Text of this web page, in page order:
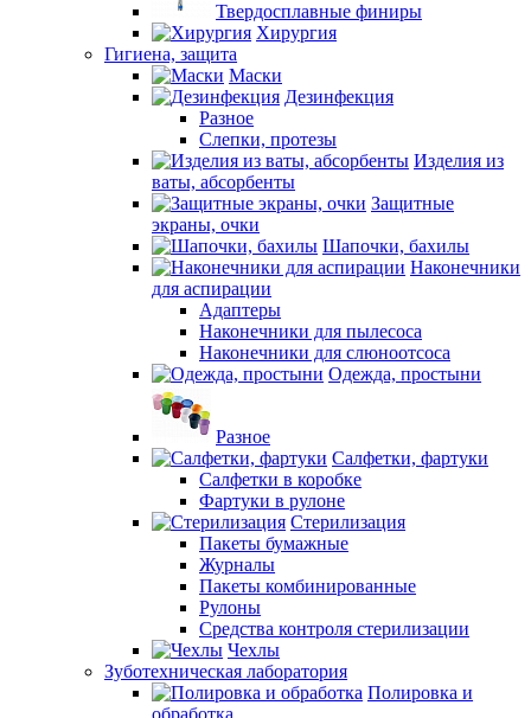
Твердосплавные финиры
Хирургия
Гигиена, защита
Маски
Дезинфекция
Разное
Слепки, протезы
Изделия из
ваты, абсорбенты
Защитные
экраны, очки
Шапочки, бахилы
Наконечники
для аспирации
Адаптеры
Наконечники для пылесоса
Наконечники для слюноотсоса
Одежда, простыни
Разное
Салфетки, фартуки
Салфетки в коробке
Фартуки в рулоне
Стерилизация
Пакеты бумажные
Журналы
Пакеты комбинированные
Рулоны
Средства контроля стерилизации
Чехлы
Зуботехническая лаборатория
Полировка и
обработка